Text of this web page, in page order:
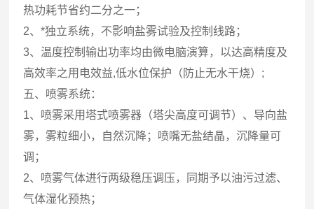
热功耗节省约二分之一；
2、*独立系统，不影响盐雾试验及控制线路；
3、温度控制输出功率均由微电脑演算，以达高精度及
高效率之用电效益,低水位保护（防止无水干烧）;
五、喷雾系统：
1、喷雾采用塔式喷雾器（塔尖高度可调节）、导向盐
雾，雾粒细小，自然沉降；喷嘴无盐结晶，沉降量可
调；
2、喷雾气体进行两级稳压调压，同期予以油污过滤、
气体湿化预热；